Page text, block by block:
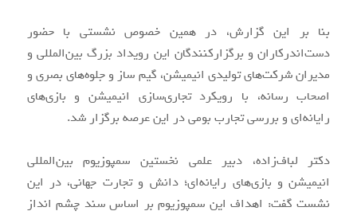
بنا بر این گزارش، در همین خصوص نشستی با حضور
دست‌اندرکاران و برگزارکنندگان این رویداد بزرگ بین‌المللی و
مدیران شرکت‌های تولیدی انیمیشن، گیم ساز و جلوه‌های بصری و
اصحاب رسانه، با رویکرد تجاری‌سازی انیمیشن و بازی‌های
رایانه‌ای و بررسی تجارب بومی در این عرصه برگزار شد.
دکتر لباف‌زاده، دبیر علمی نخستین سمپوزیوم بین‌المللی
انیمیشن و بازی‌های رایانه‌ای؛ دانش و تجارت جهانی، در این
نشست گفت: اهداف این سمپوزیوم بر اساس سند چشم انداز